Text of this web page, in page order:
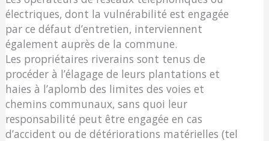
électriques, dont la vulnérabilité est engagée
par ce défaut d’entretien, interviennent
également auprès de la commune.
Les propriétaires riverains sont tenus de
procéder à l’élagage de leurs plantations et
haies à l’aplomb des limites des voies et
chemins communaux, sans quoi leur
responsabilité peut être engagée en cas
d’accident ou de détériorations matérielles (tel